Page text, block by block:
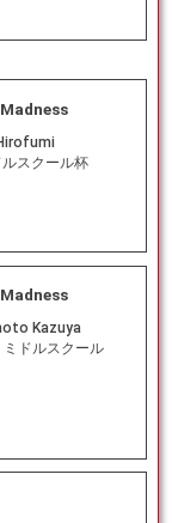
スクール杯
Kazuya
ドルスクール